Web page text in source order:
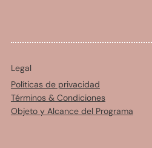
Legal
Políticas de privacidad
Términos & Condiciones
Objeto y Alcance del Programa